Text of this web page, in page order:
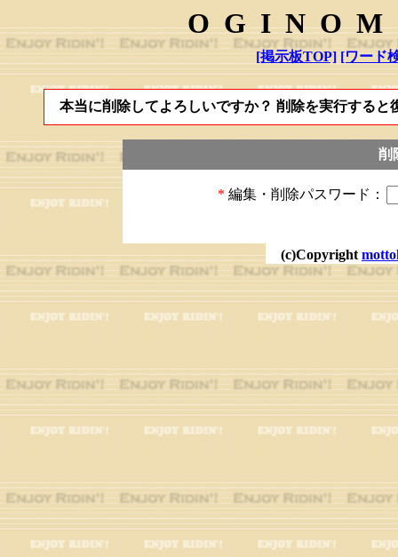
[掲示板TOP] [ワード
本当に削除してよろしいですか？ 削除を実行する
削
* 編集・削除パスワード：
(c)Copyright